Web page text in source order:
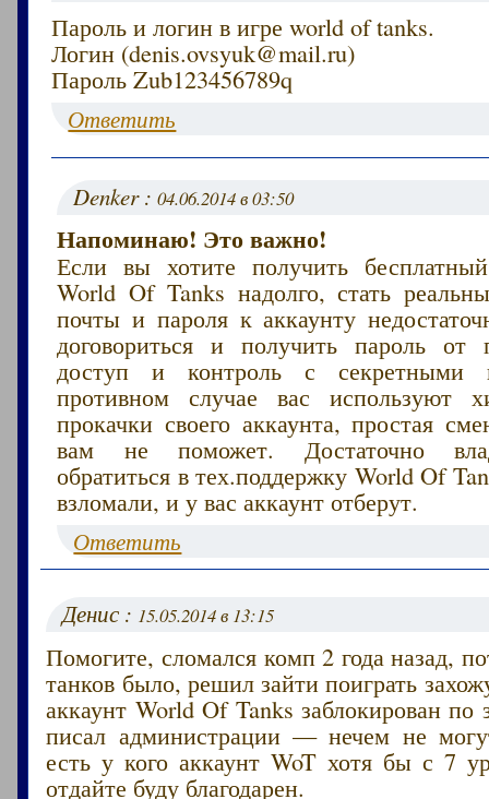
Пароль и логин в игре world of tanks.
Логин (denis.ovsyuk@mail.ru)
Пароль Zub123456789q
Ответить
Denker :04.06.2014 в 03:50
Напоминаю! Это важно!
Если вы хотите получить
World Of Tanks надолго, стать
почты и пароля к аккаунту
договориться и получить пароль
доступ и контроль с секретными
противном случае вас используют
прокачки своего аккаунта, простая
вам не поможет. Достаточно
обратиться в тех.поддержку World Of
взломали, и у вас аккаунт отберут.
Ответить
Денис : 15.05.2014 в 13:15
Помогите, сломался комп 2 года назад,
танков было, решил зайти поиграть
аккаунт World Of Tanks заблокирован по
писал администрации — нечем не
есть у кого аккаунт WoT хотя бы с 7
отдайте буду благодарен.